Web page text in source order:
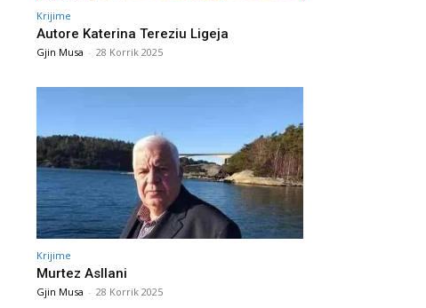
Krijime
Autore Katerina Tereziu Ligeja
Gjin Musa - 28 Korrik 2025
Krijime
Murtez Asllani
Gjin Musa - 28 Korrik 2025